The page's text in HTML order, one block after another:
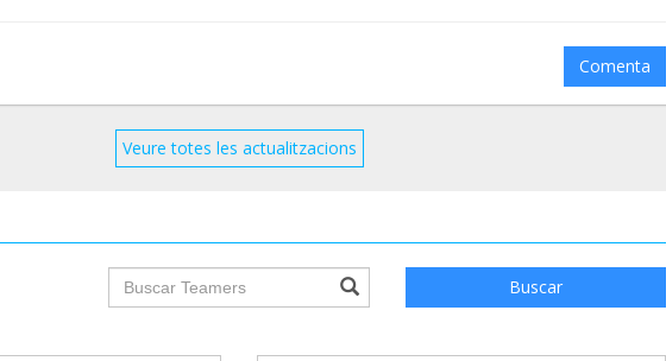
Comenta
Veure totes les actualitzacions
groupProfile.searchForm.search.text??? Buscar